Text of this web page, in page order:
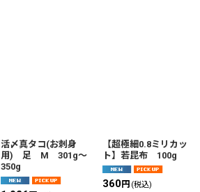
活〆真タコ(お刺身
用) 足 M 301g〜
350g
【超極細0.8ミリカッ
ト】若昆布 100g
360円 (税込)